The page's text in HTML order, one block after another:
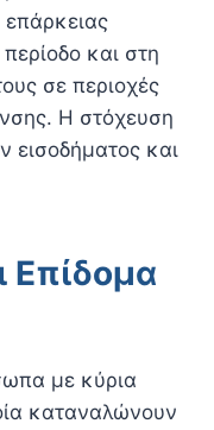
και στη
σε περιοχές
Η στόχευση
εισοδήματος και
Επίδομα
με κύρια
καταναλώνουν